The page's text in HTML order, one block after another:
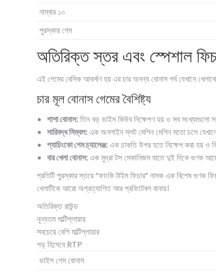
নাম্বার ১০
পুরস্কার গেম
অতিরিক্ত স্তর এবং স্পেশাল
এই গেমের বেসিক আকর্ষণ হয় এর চার অনন্য বোনাস পর্ব যেখানে
চার মূল বোনাস গেমের বৈশিষ্ট্য
পাশা বোনাস:তিন বড় ডাইস কিউব নিক্ষেপণ হয় ও সব সংখ্যাগুলো
সারিবদ্ধ সিম্বল:এক অনলাইন স্লট মেশিন মেশিন মতো চলে
প্যাচিংকো গেম চ্যালেঞ্জ:এক চাকতি উপর হতে নিক্ষেপ করা হয় ও
বার খেলা বোনাস:এক মুদ্রা টস মেকানিজম যাতে দুই দিকে গুণক
প্রতিটি পুরস্কার স্তরে “ফাংকি টাইম ফিচার” নামক এক বিশেষ গুণক
খেলাটিকে আরো অপ্রত্যাশিত আর প্রফিটেবল বানায়।
অতিরিক্ত রাউন্ড
নূন্যতম মাল্টিপ্লায়ার
সবচেয়ে বেশি মাল্টিপ্লায়ার
গড় হিসেবে RTP
ডাইস গেম বোনাস